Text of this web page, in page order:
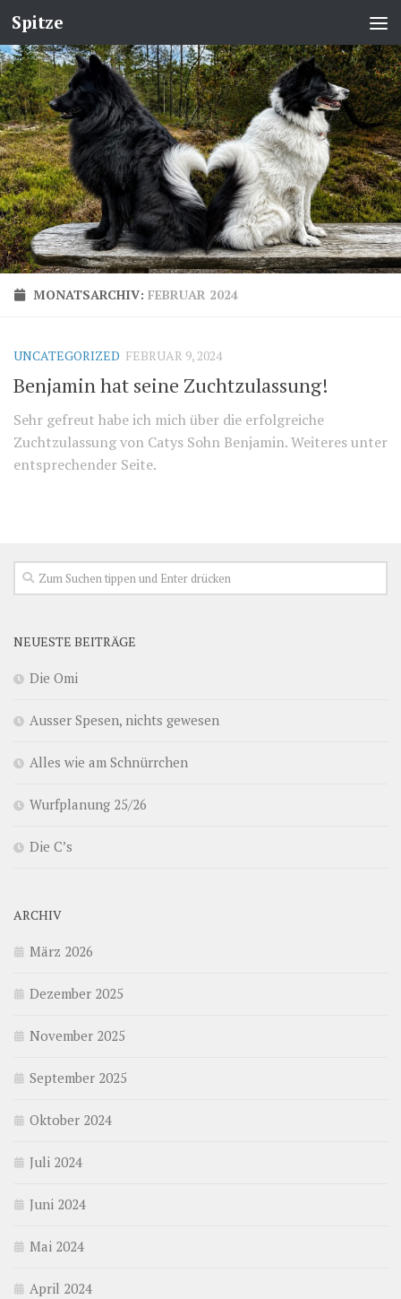
Spitze
MONATSARCHIV: FEBRUAR 2024
UNCATEGORIZED FEBRUAR 9, 2024
Benjamin hat seine Zuchtzulassung!
Sehr gefreut habe ich mich über die erfolgreiche
Zuchtzulassung von Catys Sohn Benjamin. Weiteres unter
entsprechender Seite.
NEUESTE BEITRÄGE
Die Omi
Ausser Spesen, nichts gewesen
Alles wie am Schnürrchen
Wurfplanung 25/26
Die C’s
ARCHIV
März 2026
Dezember 2025
November 2025
September 2025
Oktober 2024
Juli 2024
Juni 2024
Mai 2024
April 2024